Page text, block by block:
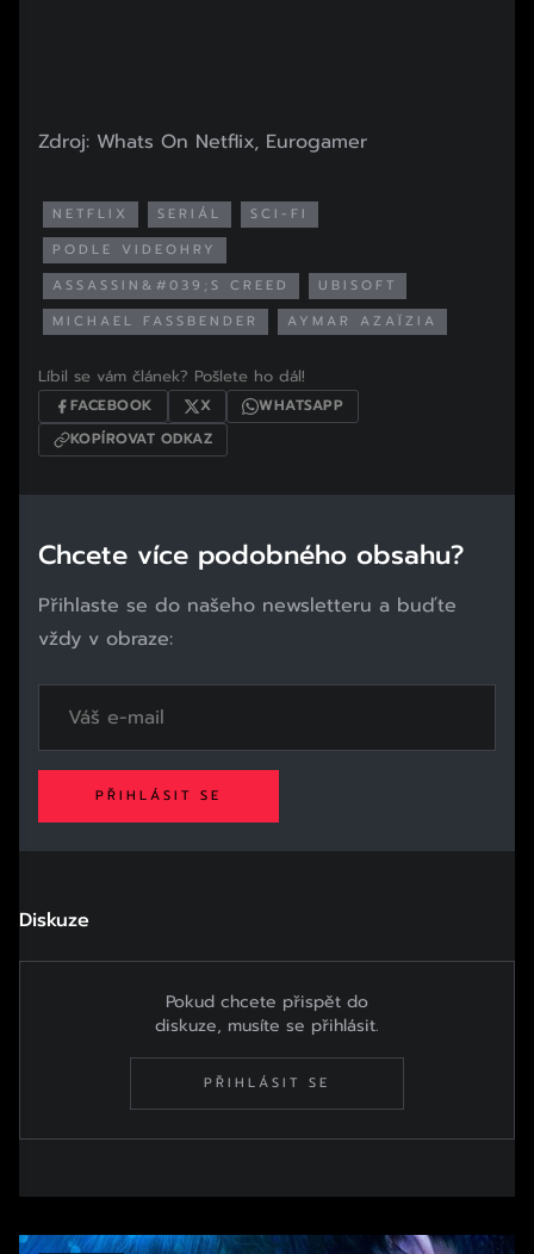
Zdroj: Whats On Netflix, Eurogamer
NETFLIX SERIÁL
SCI-FI
PODLE VIDEOHRY
ASSASSIN&#039;S CREED
UBISOFT
MICHAEL FASSBENDER
AYMAR AZAÏZIA
Líbil se vám článek? Pošlete ho dál!
FACEBOOK X
WHATSAPP
KOPÍROVAT ODKAZ
Chcete více podobného obsahu?
Přihlaste se do našeho newsletteru a buďte
vždy v obraze:
PŘIHLÁSIT SE
Diskuze
Pokud chcete přispět do
diskuze, musíte se přihlásit.
PŘIHLÁSIT SE